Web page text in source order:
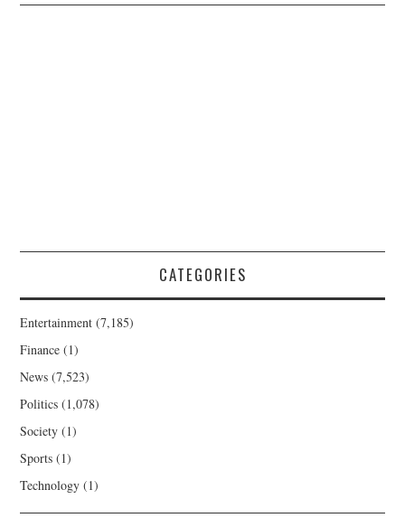
CATEGORIES
Entertainment (7,185)
Finance (1)
News (7,523)
Politics (1,078)
Society (1)
Sports (1)
Technology (1)